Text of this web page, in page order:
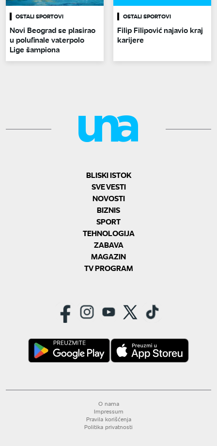
OSTALI SPORTOVI
Novi Beograd se plasirao
u polufinale vaterpolo
Lige šampiona
OSTALI SPORTOVI
Filip Filipović najavio kraj
karijere
BLISKI ISTOK
SVE VESTI
NOVOSTI
BIZNIS
SPORT
TEHNOLOGIJA
ZABAVA
MAGAZIN
TV PROGRAM
O nama
Impressum
Pravila korišćenja
Politika privatnosti